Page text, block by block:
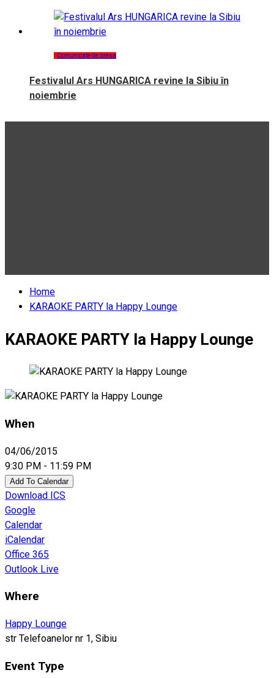
Comunicate de presa
Festivalul Ars HUNGARICA revine la Sibiu în
noiembrie
Home
KARAOKE PARTY la Happy Lounge
KARAOKE PARTY la Happy Lounge
When
04/06/2015
9:30 PM - 11:59 PM
Add To Calendar
Download ICS
Google
Calendar
iCalendar
Office 365
Outlook Live
Where
Happy Lounge
str Telefoanelor nr 1, Sibiu
Event Type